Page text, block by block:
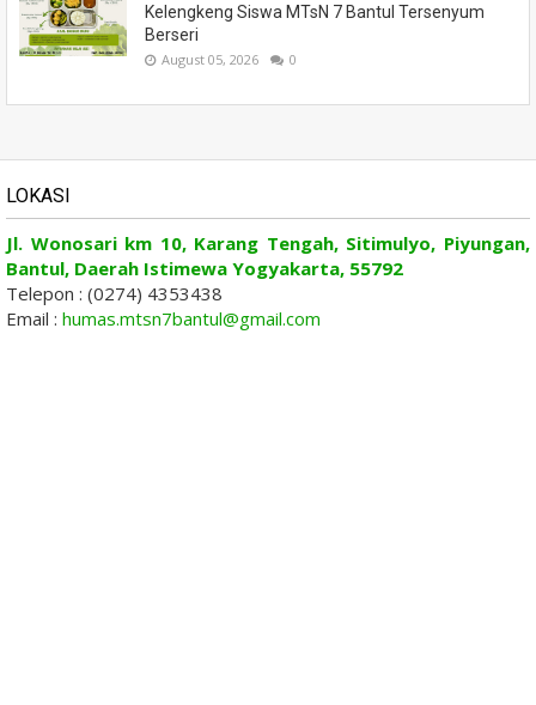
Kelengkeng Siswa MTsN 7 Bantul Tersenyum
Berseri
August 05, 2026 0
LOKASI
Jl. Wonosari km 10, Karang Tengah, Sitimulyo, Piyungan,
Bantul, Daerah Istimewa Yogyakarta, 55792
Telepon : (0274) 4353438
Email : humas.mtsn7bantul@gmail.com